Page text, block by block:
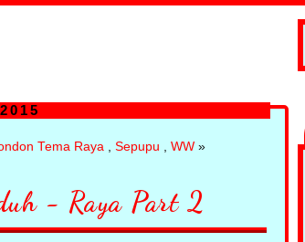
Tema Raya Sepupu WW »
- Raya Part 2